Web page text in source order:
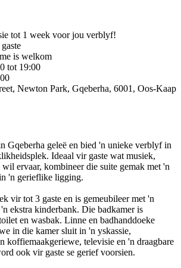
tot 1 week voor jou verblyf!
is welkom
tot 19:00
Newton Park, Gqeberha, 6001, Oos-Kaap
Gqeberha geleë en bied 'n unieke verblyf in
Ideaal vir gaste wat musiek,
ervaar, kombineer die suite gemak met 'n
'n gerieflike ligging.
vir tot 3 gaste en is gemeubileer met 'n
ekstra kinderbank. Die badkamer is
en wasbak. Linne en badhanddoeke
in die kamer sluit in 'n yskassie,
koffiemaakgeriewe, televisie en 'n draagbare
ook vir gaste se gerief voorsien.